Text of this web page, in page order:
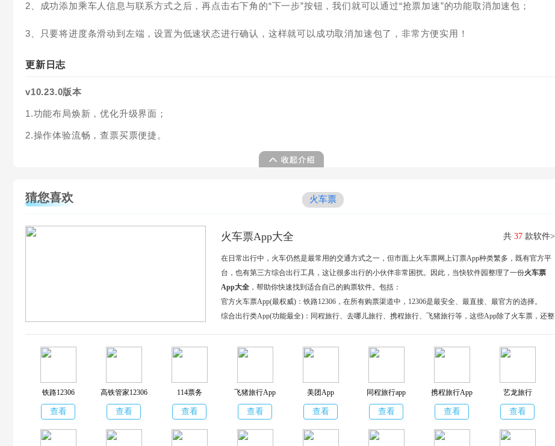
2、成功添加乘车人信息与联系方式之后，再点击右下角的“下一步”按钮，我们就可以通过“抢票加速”的功能取消加速包；
3、只要将进度条滑动到左端，设置为低速状态进行确认，这样就可以成功取消加速包了，非常方便实用！
更新日志
v10.23.0版本
1.功能布局焕新，优化升级界面；
2.操作体验流畅，查票买票便捷。
猜您喜欢 火车票
火车票App大全 共 37 款软件>
在日常出行中，火车仍然是最常用的交通方式之一，但市面上火车票网上订票App种类繁多，既有官方平
台，也有第三方综合出行工具，这让很多出行的小伙伴非常困扰。因此，当快软件园整理了一份火车票
App大全 ，帮助你快速找到适合自己的购票软件。包括：
官方火车票App(最权威)：铁路12306，在所有购票渠道中，12306是最安全、最直接、最官方的选择。
综合出行类App(功能最全)：同程旅行、去哪儿旅行、携程旅行、飞猪旅行等，这些App除了火车票，还整
铁路12306
查看
高铁管家12306
查看
114票务
查看
飞猪旅行App
查看
美团App
查看
同程旅行app
查看
携程旅行App
查看
艺龙旅行
查看